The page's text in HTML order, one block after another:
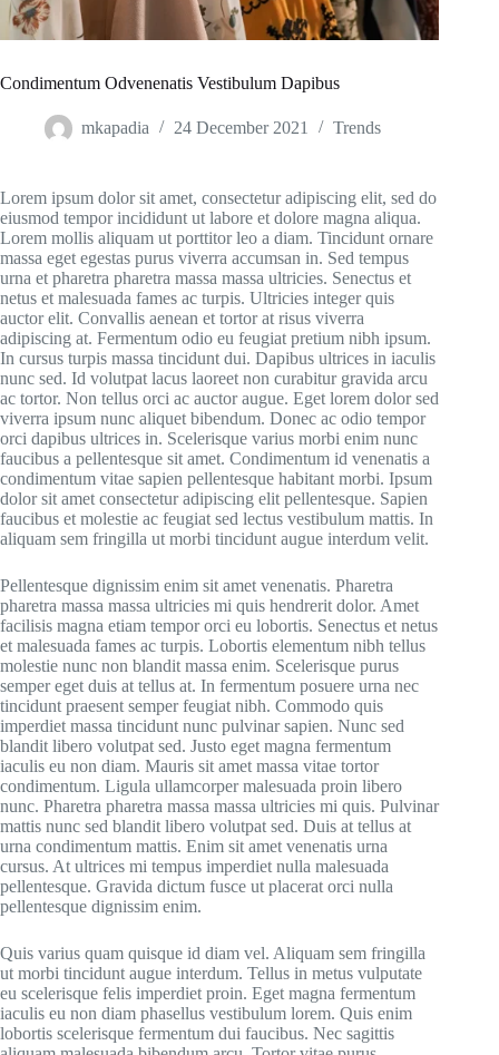
Condimentum Odvenenatis Vestibulum Dapibus
mkapadia 24 December 2021 Trends
Lorem ipsum dolor sit amet, consectetur adipiscing elit, sed do
eiusmod tempor incididunt ut labore et dolore magna aliqua.
Lorem mollis aliquam ut porttitor leo a diam. Tincidunt ornare
massa eget egestas purus viverra accumsan in. Sed tempus
urna et pharetra pharetra massa massa ultricies. Senectus et
netus et malesuada fames ac turpis. Ultricies integer quis
auctor elit. Convallis aenean et tortor at risus viverra
adipiscing at. Fermentum odio eu feugiat pretium nibh ipsum.
In cursus turpis massa tincidunt dui. Dapibus ultrices in iaculis
nunc sed. Id volutpat lacus laoreet non curabitur gravida arcu
ac tortor. Non tellus orci ac auctor augue. Eget lorem dolor sed
viverra ipsum nunc aliquet bibendum. Donec ac odio tempor
orci dapibus ultrices in. Scelerisque varius morbi enim nunc
faucibus a pellentesque sit amet. Condimentum id venenatis a
condimentum vitae sapien pellentesque habitant morbi. Ipsum
dolor sit amet consectetur adipiscing elit pellentesque. Sapien
faucibus et molestie ac feugiat sed lectus vestibulum mattis. In
aliquam sem fringilla ut morbi tincidunt augue interdum velit.
Pellentesque dignissim enim sit amet venenatis. Pharetra
pharetra massa massa ultricies mi quis hendrerit dolor. Amet
facilisis magna etiam tempor orci eu lobortis. Senectus et netus
et malesuada fames ac turpis. Lobortis elementum nibh tellus
molestie nunc non blandit massa enim. Scelerisque purus
semper eget duis at tellus at. In fermentum posuere urna nec
tincidunt praesent semper feugiat nibh. Commodo quis
imperdiet massa tincidunt nunc pulvinar sapien. Nunc sed
blandit libero volutpat sed. Justo eget magna fermentum
iaculis eu non diam. Mauris sit amet massa vitae tortor
condimentum. Ligula ullamcorper malesuada proin libero
nunc. Pharetra pharetra massa massa ultricies mi quis. Pulvinar
mattis nunc sed blandit libero volutpat sed. Duis at tellus at
urna condimentum mattis. Enim sit amet venenatis urna
cursus. At ultrices mi tempus imperdiet nulla malesuada
pellentesque. Gravida dictum fusce ut placerat orci nulla
pellentesque dignissim enim.
Quis varius quam quisque id diam vel. Aliquam sem fringilla
ut morbi tincidunt augue interdum. Tellus in metus vulputate
eu scelerisque felis imperdiet proin. Eget magna fermentum
iaculis eu non diam phasellus vestibulum lorem. Quis enim
lobortis scelerisque fermentum dui faucibus. Nec sagittis